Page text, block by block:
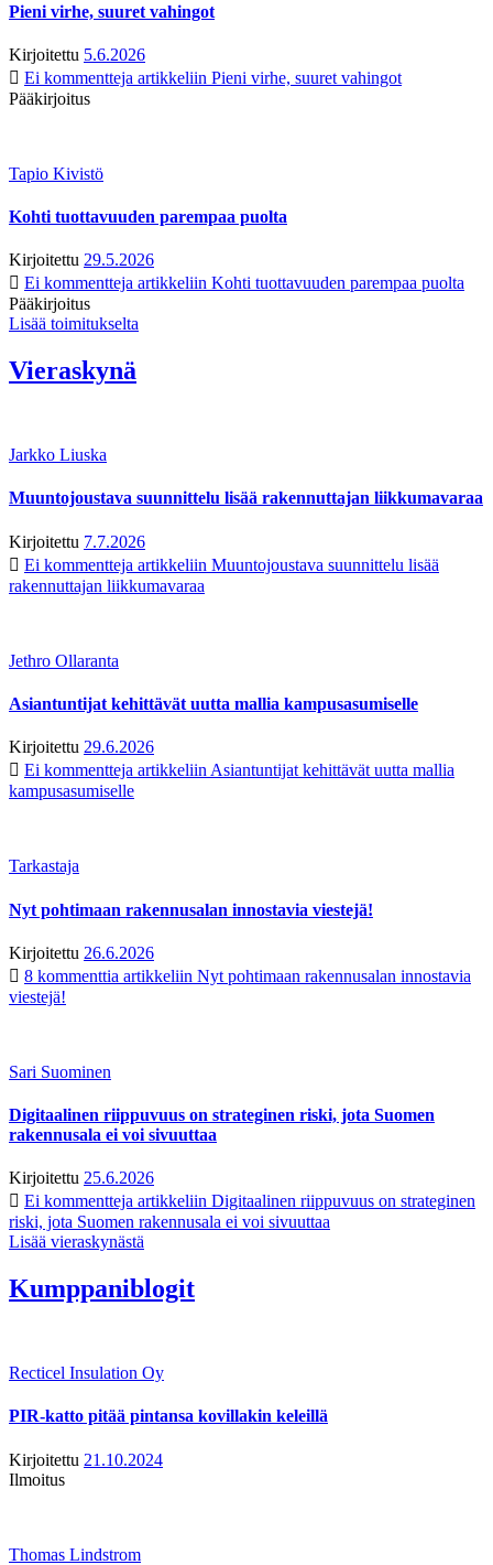
Pieni virhe, suuret vahingot
Kirjoitettu 5.6.2026
Ei kommentteja artikkeliin Pieni virhe, suuret vahingot
Pääkirjoitus
Tapio Kivistö
Kohti tuottavuuden parempaa puolta
Kirjoitettu 29.5.2026
Ei kommentteja artikkeliin Kohti tuottavuuden parempaa puolta
Pääkirjoitus
Lisää toimitukselta
Vieraskynä
Jarkko Liuska
Muuntojoustava suunnittelu lisää rakennuttajan liikkumavaraa
Kirjoitettu 7.7.2026
Ei kommentteja artikkeliin Muuntojoustava suunnittelu lisää
rakennuttajan liikkumavaraa
Jethro Ollaranta
Asiantuntijat kehittävät uutta mallia kampusasumiselle
Kirjoitettu 29.6.2026
Ei kommentteja artikkeliin Asiantuntijat kehittävät uutta mallia
kampusasumiselle
Tarkastaja
Nyt pohtimaan rakennusalan innostavia viestejä!
Kirjoitettu 26.6.2026
8 kommenttia artikkeliin Nyt pohtimaan rakennusalan innostavia
viestejä!
Sari Suominen
Digitaalinen riippuvuus on strateginen riski, jota Suomen
rakennusala ei voi sivuuttaa
Kirjoitettu 25.6.2026
Ei kommentteja artikkeliin Digitaalinen riippuvuus on strateginen
riski, jota Suomen rakennusala ei voi sivuuttaa
Lisää vieraskynästä
Kumppaniblogit
Recticel Insulation Oy
PIR-katto pitää pintansa kovillakin keleillä
Kirjoitettu 21.10.2024
Ilmoitus
Thomas Lindstrom